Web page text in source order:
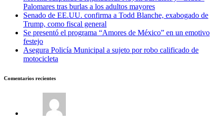
Palomares tras burlas a los adultos mayores
Senado de EE.UU. confirma a Todd Blanche, exabogado de
Trump, como fiscal general
Se presentó el programa “Amores de México” en un emotivo
festejo
Asegura Policía Municipal a sujeto por robo calificado de
motocicleta
Comentarios recientes